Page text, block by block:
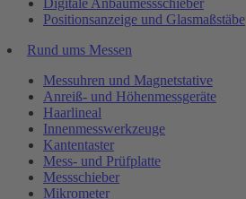
Digitale Anbaumessschieber
Positionsanzeige und Glasmaßstäbe
Rund ums Messen
Messuhren und Magnetstative
Anreiß- und Höhenmessgeräte
Haarlineal
Innenmesswerkzeuge
Kantentaster
Mess- und Prüfplatte
Messschieber
Mikrometer